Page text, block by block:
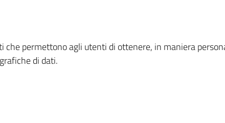
permettono agli utenti di ottenere, in maniera
di dati.